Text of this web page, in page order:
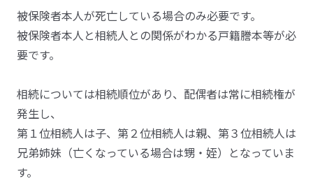
被保険者本人が死亡している場合のみ必要です。
被保険者本人と相続人との関係がわかる戸籍謄本等が必
要です。
相続については相続順位があり、配偶者は常に相続権が
発生し、
第１位相続人は子、第２位相続人は親、第３位相続人は
兄弟姉妹（亡くなっている場合は甥・姪）となっていま
す。